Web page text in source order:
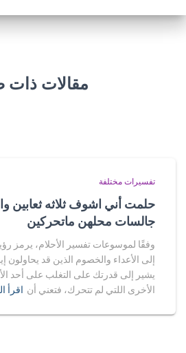
مقالات ذات
تفسيرات مختلفة
حلمت أني اشوف ثلاثه ثعابين
جالسات محلهن ماتحركين
وفقًا لموسوعات تفسير الأحلام، يرمز
إلى الأعداء والخصوم الذين قد يحاولون
يشير إلى قدرتك على التغلب على أحد
الأخرى اللتي لم تتحرك، فتعني أن اقرأ